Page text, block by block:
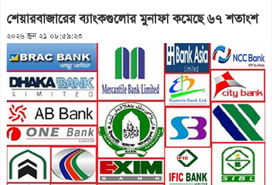
শেয়ারবাজারের ব্যাংকগুলোর মুনাফা কমেছে ৬৭ শতাংশ
২০২৬ জুন ২১ ০৮:৫৯:২৩